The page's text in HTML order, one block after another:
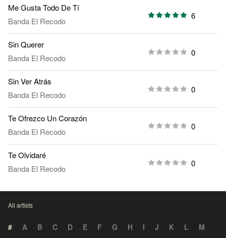
Me Gusta Todo De Tí
Banda El Recodo
6
Sin Querer
Banda El Recodo
0
Sin Ver Atrás
Banda El Recodo
0
Te Ofrezco Un Corazón
Banda El Recodo
0
Te Olvidaré
Banda El Recodo
0
All artists
# A B C D E F G H I J K L
M